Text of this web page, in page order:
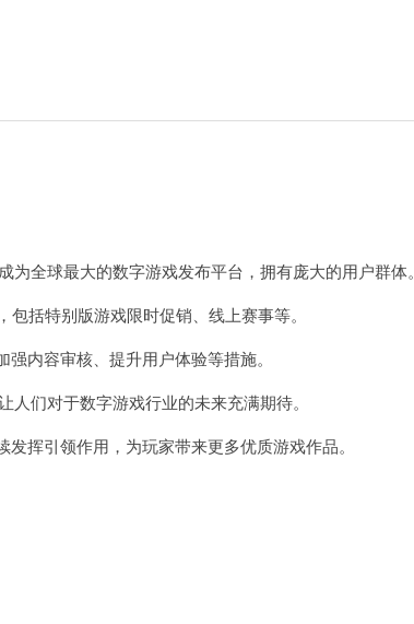
全球最大的数字游戏发布平台，拥有庞大的用户群体。
括特别版游戏限时促销、线上赛事等。
内容审核、提升用户体验等措施。
们对于数字游戏行业的未来充满期待。
挥引领作用，为玩家带来更多优质游戏作品。